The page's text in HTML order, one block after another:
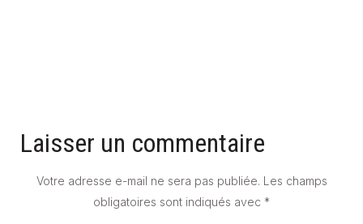
Laisser un commentaire
Votre adresse e-mail ne sera pas publiée. Les champs
obligatoires sont indiqués avec *